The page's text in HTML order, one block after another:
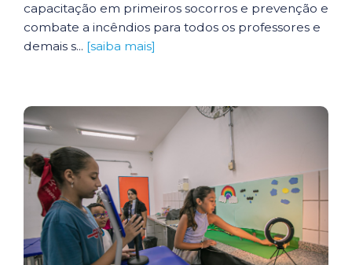
capacitação em primeiros socorros e prevenção e
combate a incêndios para todos os professores e
demais s... [saiba mais]